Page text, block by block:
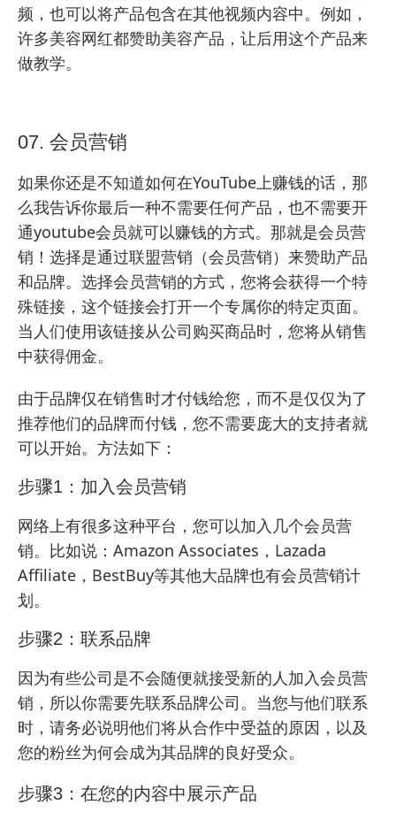
频，也可以将产品包含在其他视频内容中。例如，
许多美容网红都赞助美容产品，让后用这个产品来
做教学。
07. 会员营销
如果你还是不知道如何在YouTube上赚钱的话，那
么我告诉你最后一种不需要任何产品，也不需要开
通youtube会员就可以赚钱的方式。那就是会员营
销！选择是通过联盟营销（会员营销）来赞助产品
和品牌。选择会员营销的方式，您将会获得一个特
殊链接，这个链接会打开一个专属你的特定页面。
当人们使用该链接从公司购买商品时，您将从销售
中获得佣金。
由于品牌仅在销售时才付钱给您，而不是仅仅为了
推荐他们的品牌而付钱，您不需要庞大的支持者就
可以开始。方法如下：
步骤1：加入会员营销
网络上有很多这种平台，您可以加入几个会员营
销。比如说：Amazon Associates，Lazada
Affiliate，BestBuy等其他大品牌也有会员营销计
划。
步骤2：联系品牌
因为有些公司是不会随便就接受新的人加入会员营
销，所以你需要先联系品牌公司。当您与他们联系
时，请务必说明他们将从合作中受益的原因，以及
您的粉丝为何会成为其品牌的良好受众。
步骤3：在您的内容中展示产品